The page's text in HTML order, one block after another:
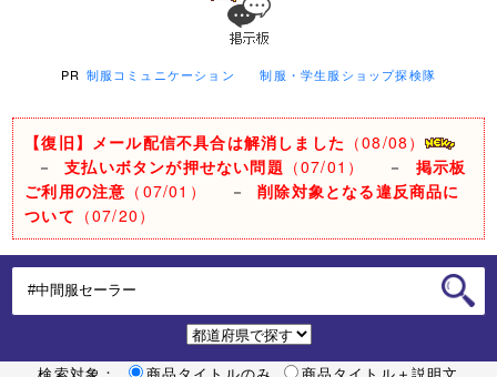
PR 制服コミュニケーション 制服・学生服ショップ探検隊
【復旧】メール配信不具合は解消しました （08/08）
－支払いボタンが押せない問題 （07/01） － 掲示板
ご利用の注意 （07/01） －削除対象となる違反商品に
ついて （07/20）